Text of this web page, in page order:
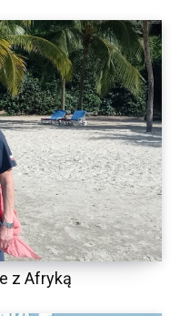
z Afryką